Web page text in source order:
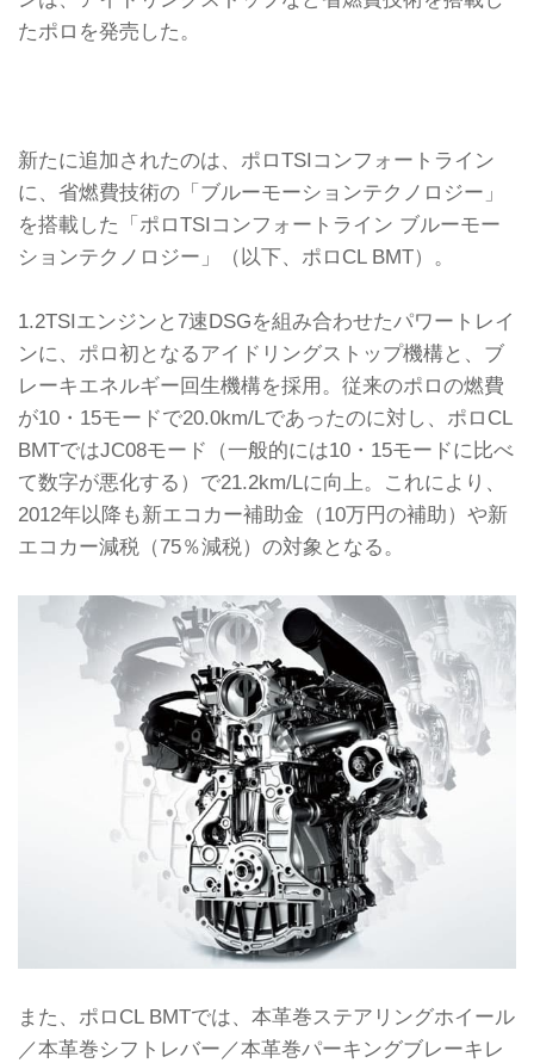
たポロを発売した。
新たに追加されたのは、ポロTSIコンフォートライン
に、省燃費技術の「ブルーモーションテクノロジー」
を搭載した「ポロTSIコンフォートライン ブルーモー
ションテクノロジー」（以下、ポロCL BMT）。
1.2TSIエンジンと7速DSGを組み合わせたパワートレイ
ンに、ポロ初となるアイドリングストップ機構と、ブ
レーキエネルギー回生機構を採用。従来のポロの燃費
が10・15モードで20.0km/Lであったのに対し、ポロCL
BMTではJC08モード（一般的には10・15モードに比べ
て数字が悪化する）で21.2km/Lに向上。これにより、
2012年以降も新エコカー補助金（10万円の補助）や新
エコカー減税（75％減税）の対象となる。
また、ポロCL BMTでは、本革巻ステアリングホイール
／本革巻シフトレバー／本革巻パーキングブレーキレ